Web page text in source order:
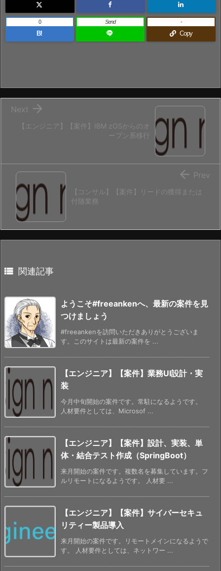
B!
0 Send
Copy
-
【エンジニア】【案件】IBM zOSからのオ
ープン系移行

Next
【コンサル】【案件】リードの獲得または
付随業務
 Prev
 関連記事
ようこそ#freeankenへ、最新の案件を見
つけましょう
#freeankenを訪問いただきありがとうございま
す。このサイトは最新の案件を ...
【エンジニア】【案件】業務UI設計・実
装
今月中旬開始の案件です。常駐になるようです。
人材要件としては、Microsof ...
【エンジニア】【案件】設計、実装、単
体・結合テスト作成（SpringBoot）
来月開始の案件です。複数名を募集しています。フ
ルリモートになるようです。 人材要 ...
【エンジニア】【案件】サイバーセキュ
リティー製品導入
来月開始の案件です。リモートメインになるようで
す。 人材要件としては、ネットワー ...